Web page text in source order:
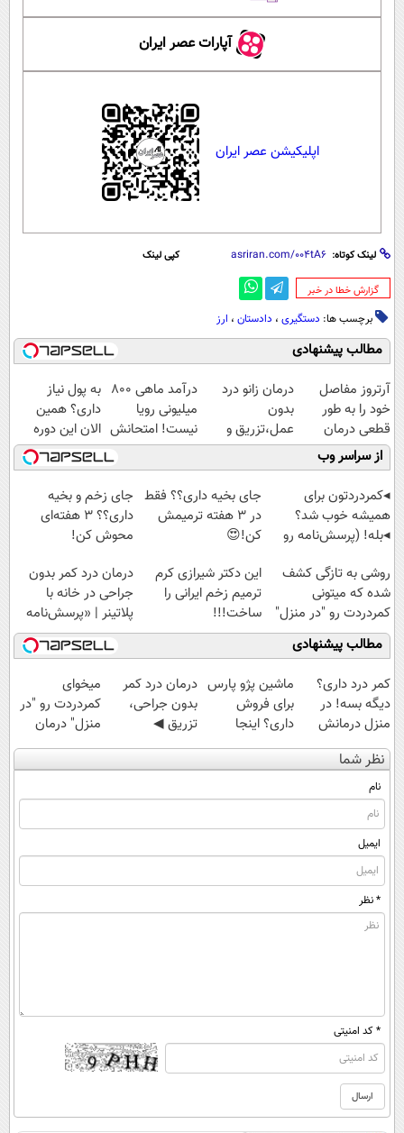
آپارات عصر ایران
اپلیکیشن عصر ایران
لینک کوتاه: کپی لینک
‌گزارش خطا در خبر
برچسب ها: دستگیری ، دادستان ، ارز
مطالب پیشنهادی
آرتروز مفاصل
خود را به طور
قطعی درمان
کنید!
◗پرسش‌نامه◖
درمان زانو درد
بدون
عمل،تزریق و
دارو
(◂پرسش‌نامه)
درآمد ماهی 800
میلیونی رویا
نیست! امتحانش
مجانیه😉
به پول نیاز
داری؟ همین
الان این دوره
رایگان رو شرکت
کن تا دیر نشده!
از سراسر وب
◂کمردردتون برای
همیشه خوب شد؟
◂بله! (پرسش‌نامه رو
جای بخیه داری؟؟ فقط
در 3 هفته ترمیمش
کن!😍
جای زخم و بخیه
داری؟؟ 3 هفته‌ای
محوش کن!
روشی به تازگی کشف
شده که میتونی
کمردردت رو "در منزل"
درمان کنی!
این دکتر شیرازی کرم
ترمیم زخم ایرانی را
ساخت!!!
درمان درد کمر بدون
جراحی در خانه با
پلاتینر | «پرسش‌نامه
رو پر کن»
مطالب پیشنهادی
کمر درد داری؟
دیگه بسه! در
منزل درمانش
کن
(◀پرسش‌نامه)
ماشین پژو پارس
برای فروش
داری؟ اینجا
سریع بفروشش
درمان درد کمر
بدون جراحی،
تزریق ◀
پرسش‌نامه رو پر
کن ▶
میخوای
کمردردت رو "در
منزل" درمان
کنی؟ (◂فیلم +
◂پرسش‌نامه)
نظر شما
نام
ایمیل
* نظر
* کد امنیتی